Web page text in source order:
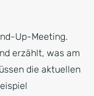
Up-Meeting.
erzählt, was am
die aktuellen